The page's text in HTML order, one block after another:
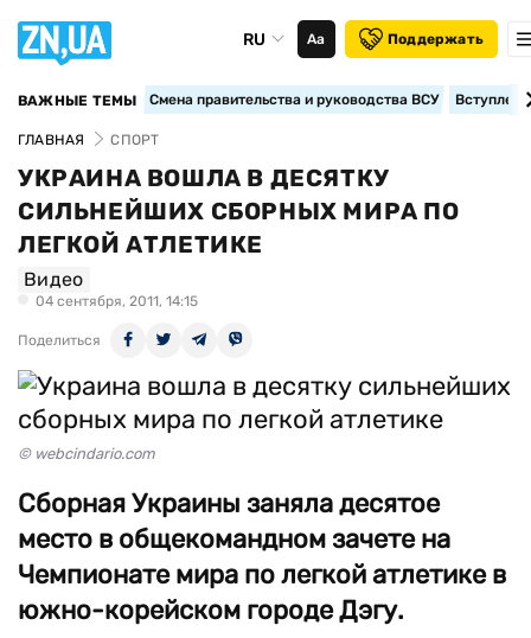
RU Аа Поддержать
ВАЖНЫЕ ТЕМЫ Смена правительства и руководства ВСУ
ГЛАВНАЯ СПОРТ
УКРАИНА ВОШЛА В ДЕСЯТКУ
СИЛЬНЕЙШИХ СБОРНЫХ МИРА ПО
ЛЕГКОЙ АТЛЕТИКЕ
Видео
04 сентября, 2011, 14:15
Поделиться
© webcindario.com
Сборная Украины заняла десятое
место в общекомандном зачете на
Чемпионате мира по легкой атлетике в
южно-корейском городе Дэгу.